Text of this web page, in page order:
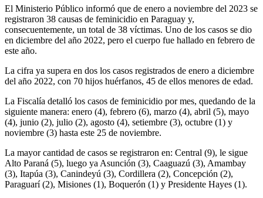
El Ministerio Público informó que de enero a noviembre del 2023 se
registraron 38 causas de feminicidio en Paraguay y,
consecuentemente, un total de 38 víctimas. Uno de los casos se dio
en diciembre del año 2022, pero el cuerpo fue hallado en febrero de
este año.
La cifra ya supera en dos los casos registrados de enero a diciembre
del año 2022, con 70 hijos huérfanos, 45 de ellos menores de edad.
La Fiscalía detalló los casos de feminicidio por mes, quedando de la
siguiente manera: enero (4), febrero (6), marzo (4), abril (5), mayo
(4), junio (2), julio (2), agosto (4), setiembre (3), octubre (1) y
noviembre (3) hasta este 25 de noviembre.
La mayor cantidad de casos se registraron en: Central (9), le sigue
Alto Paraná (5), luego ya Asunción (3), Caaguazú (3), Amambay
(3), Itapúa (3), Canindeyú (3), Cordillera (2), Concepción (2),
Paraguarí (2), Misiones (1), Boquerón (1) y Presidente Hayes (1).